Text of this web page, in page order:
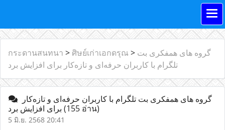
กระดานสนทนา > ศิษย์เก่าเอกดรุณ > گروه های همفکری بت
تلگرام با کاربران حرفه‌ای و تازه‌کار برای افزایش برد
(155 อ่าน)
5 มิ.ย. 2568 20:41